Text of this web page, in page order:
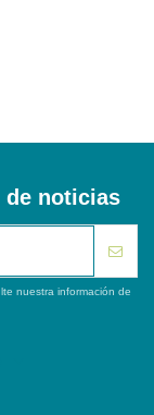
de noticias
nuestra información de